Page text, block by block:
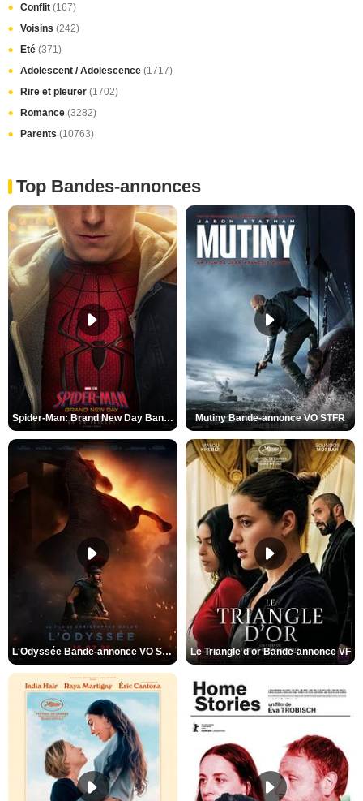
Conflit (167)
Voisins (242)
Eté (371)
Adolescent / Adolescence (1717)
Rire et pleurer (1702)
Romance (3282)
Parents (10763)
Top Bandes-annonces
Spider-Man: Brand New Day Bande-annonce VO STFR Mutiny Bande-annonce VO STFR
L'Odyssée Bande-annonce VO STFR Le Triangle d'or Bande-annonce VF